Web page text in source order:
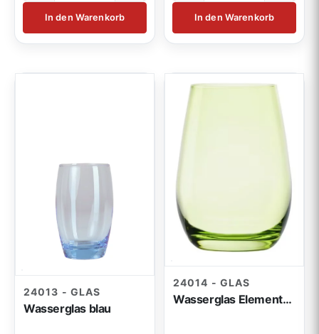
In den Warenkorb In den Warenkorb
24013 - GLAS
Wasserglas blau
24014 - GLAS
Wasserglas Elements grün